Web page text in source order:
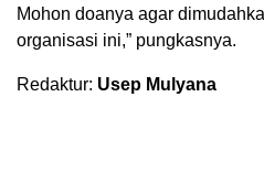
Mohon doanya agar
organisasi ini,” pungkasnya.
Redaktur: Usep Mulyana